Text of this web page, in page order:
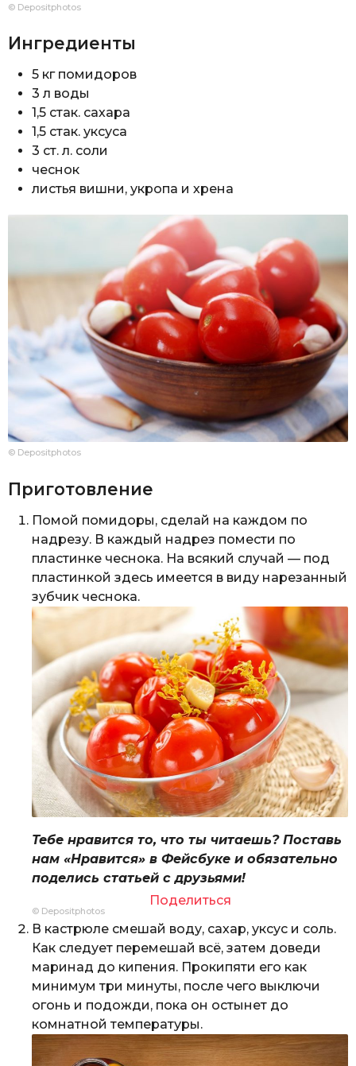
© Depositphotos
Ингредиенты
5 кг помидоров
3 л воды
1,5 стак. сахара
1,5 стак. уксуса
3 ст. л. соли
чеснок
листья вишни, укропа и хрена
© Depositphotos
Приготовление
Помой помидоры, сделай на каждом по
надрезу. В каждый надрез помести по
пластинке чеснока. На всякий случай — под
пластинкой здесь имеется в виду нарезанный
зубчик чеснока.
Тебе нравится то, что ты читаешь? Поставь
нам «Нравится» в Фейсбуке и обязательно
поделись статьей с друзьями!
Поделиться
© Depositphotos
В кастрюле смешай воду, сахар, уксус и соль.
Как следует перемешай всё, затем доведи
маринад до кипения. Прокипяти его как
минимум три минуты, после чего выключи
огонь и подожди, пока он остынет до
комнатной температуры.